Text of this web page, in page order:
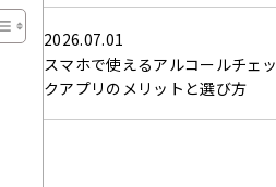
2026.07.01
スマホで使えるアルコールチェッ
クアプリのメリットと選び方